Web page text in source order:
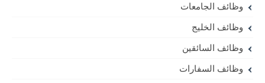
وظائف الجامعات
وظائف الخليج
وظائف السائقين
وظائف السفارات